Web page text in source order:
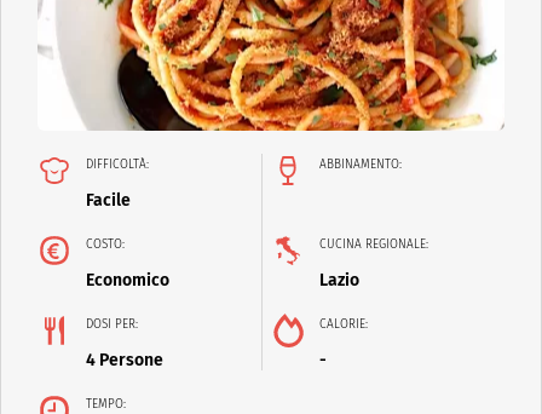
DIFFICOLTÀ:
Facile
ABBINAMENTO:
COSTO:
Economico
CUCINA REGIONALE:
Lazio
DOSI PER:
4 Persone
CALORIE:
-
TEMPO: